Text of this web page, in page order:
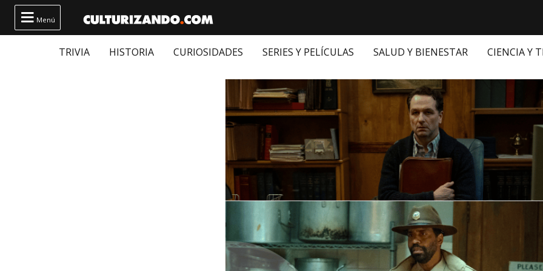
 Menú
TRIVIA HISTORIA CURIOSIDADES SERIES Y PELÍCULAS SALUD Y BIENESTAR CIENCIA Y